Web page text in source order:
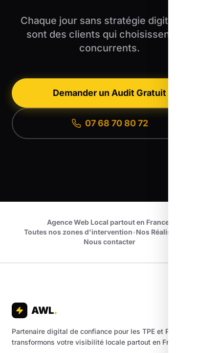
Chaque jour sans stratégie digitale, ce
sont des clients qui choisissent vos
concurrents.
Demander un Audit Gratuit
07 68 70 80 72
Agence Web Local partout en France
Toutes nos zones d'intervention•Nos Réalisations
Nous contacter
AWL.
Partenaire digital de confiance pour les TPE et PME. Nous
transformons votre visibilité locale partout en France.